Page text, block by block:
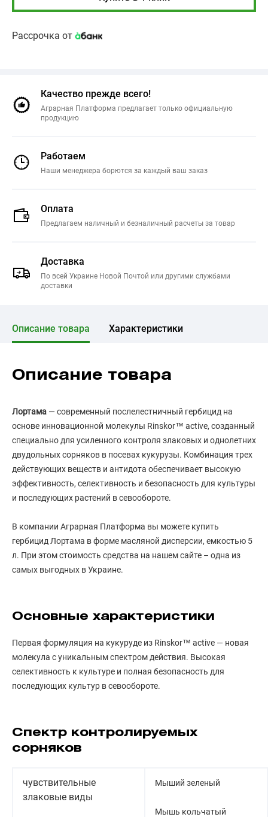
Рассрочка от
Качество прежде всего!
Аграрная Платформа предлагает только официальную
продукцию
Работаем
Наши менеджера борются за каждый ваш заказ
Оплата
Предлагаем наличный и безналичный расчеты за товар
Доставка
По всей Украине Новой Почтой или другими службами
доставки
Описание товара Характеристики
Описание товара
Лортама — современный послелестничный гербицид на
основе инновационной молекулы Rinskor™ active, созданный
специально для усиленного контроля злаковых и однолетних
двудольных сорняков в посевах кукурузы. Комбинация трех
действующих веществ и антидота обеспечивает высокую
эффективность, селективность и безопасность для культуры
и последующих растений в севообороте.
В компании Аграрная Платформа вы можете купить
гербицид Лортама в форме масляной дисперсии, емкостью 5
л. При этом стоимость средства на нашем сайте – одна из
самых выгодных в Украине.
Основные характеристики
Первая формуляция на кукуруде из Rinskor™ active — новая
молекула с уникальным спектром действия. Высокая
селективность к культуре и полная безопасность для
последующих культур в севообороте.
Спектр контролируемых
сорняков
чувствительные
злаковые виды
Мыший зеленый
Мышь кольчатый